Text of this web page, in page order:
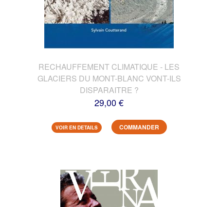
RECHAUFFEMENT CLIMATIQUE - LES
GLACIERS DU MONT-BLANC VONT-ILS
DISPARAITRE ?
29,00 €
VOIR EN DETAILS COMMANDER